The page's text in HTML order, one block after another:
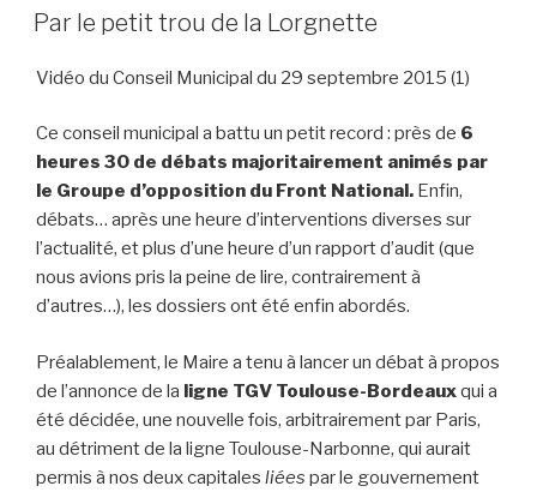
LE
Par le petit trou de la Lorgnette
Vidéo du Conseil Municipal du 29 septembre 2015 (1)
Ce conseil municipal a battu un petit record : près de 6
heures 30 de débats majoritairement animés par
le Groupe d’opposition du Front National. Enfin,
débats… après une heure d’interventions diverses sur
l’actualité, et plus d’une heure d’un rapport d’audit (que
nous avions pris la peine de lire, contrairement à
d’autres…), les dossiers ont été enfin abordés.
Préalablement, le Maire a tenu à lancer un débat à propos
de l’annonce de la ligne TGV Toulouse-Bordeauxqui a
été décidée, une nouvelle fois, arbitrairement par Paris,
au détriment de la ligne Toulouse-Narbonne, qui aurait
permis à nos deux capitales liées par le gouvernement